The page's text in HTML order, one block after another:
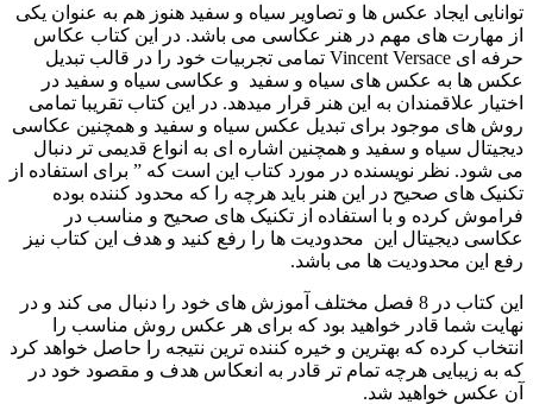
توانایی ایجاد عکس ها و تصاویر سیاه و سفید هنوز هم به عنوان یکی
از مهارت های مهم در هنر عکاسی می باشد. در این کتاب عکاس
حرفه ای Vincent Versace تمامی تجربیات خود را در قالب تبدیل
عکس ها به عکس های سیاه و سفید و عکاسی سیاه و سفید در
اختیار علاقمندان به این هنر قرار میدهد. در این کتاب تقریبا تمامی
روش های موجود برای تبدیل عکس سیاه و سفید و همچنین عکاسی
دیجیتال سیاه و سفید و همچنین اشاره ای به انواع قدیمی تر دنبال
می شود. نظر نویسنده در مورد کتاب این است که ” برای استفاده از
تکنیک های صحیح در این هنر باید هرچه را که محدود کننده بوده
فراموش کرده و با استفاده از تکنیک های صحیح و مناسب در
عکاسی دیجیتال این محدودیت ها را رفع کنید و هدف این کتاب نیز
رفع این محدودیت ها می باشد.
این کتاب در 8 فصل مختلف آموزش های خود را دنبال می کند و در
نهایت شما قادر خواهید بود که برای هر عکس روش مناسب را
انتخاب کرده که بهترین و خیره کننده ترین نتیجه را حاصل خواهد کرد
که به زیبایی هرچه تمام تر قادر به انعکاس هدف و مقصود خود در
آن عکس خواهید شد.